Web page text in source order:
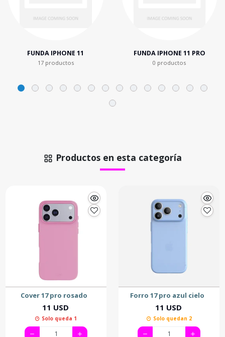
FUNDA IPHONE 11
17 productos
FUNDA IPHONE 11 PRO
0 productos
Productos en esta categoría
Cover 17 pro rosado
11 USD
Solo queda 1
Forro 17 pro azul cielo
11 USD
Solo quedan 2